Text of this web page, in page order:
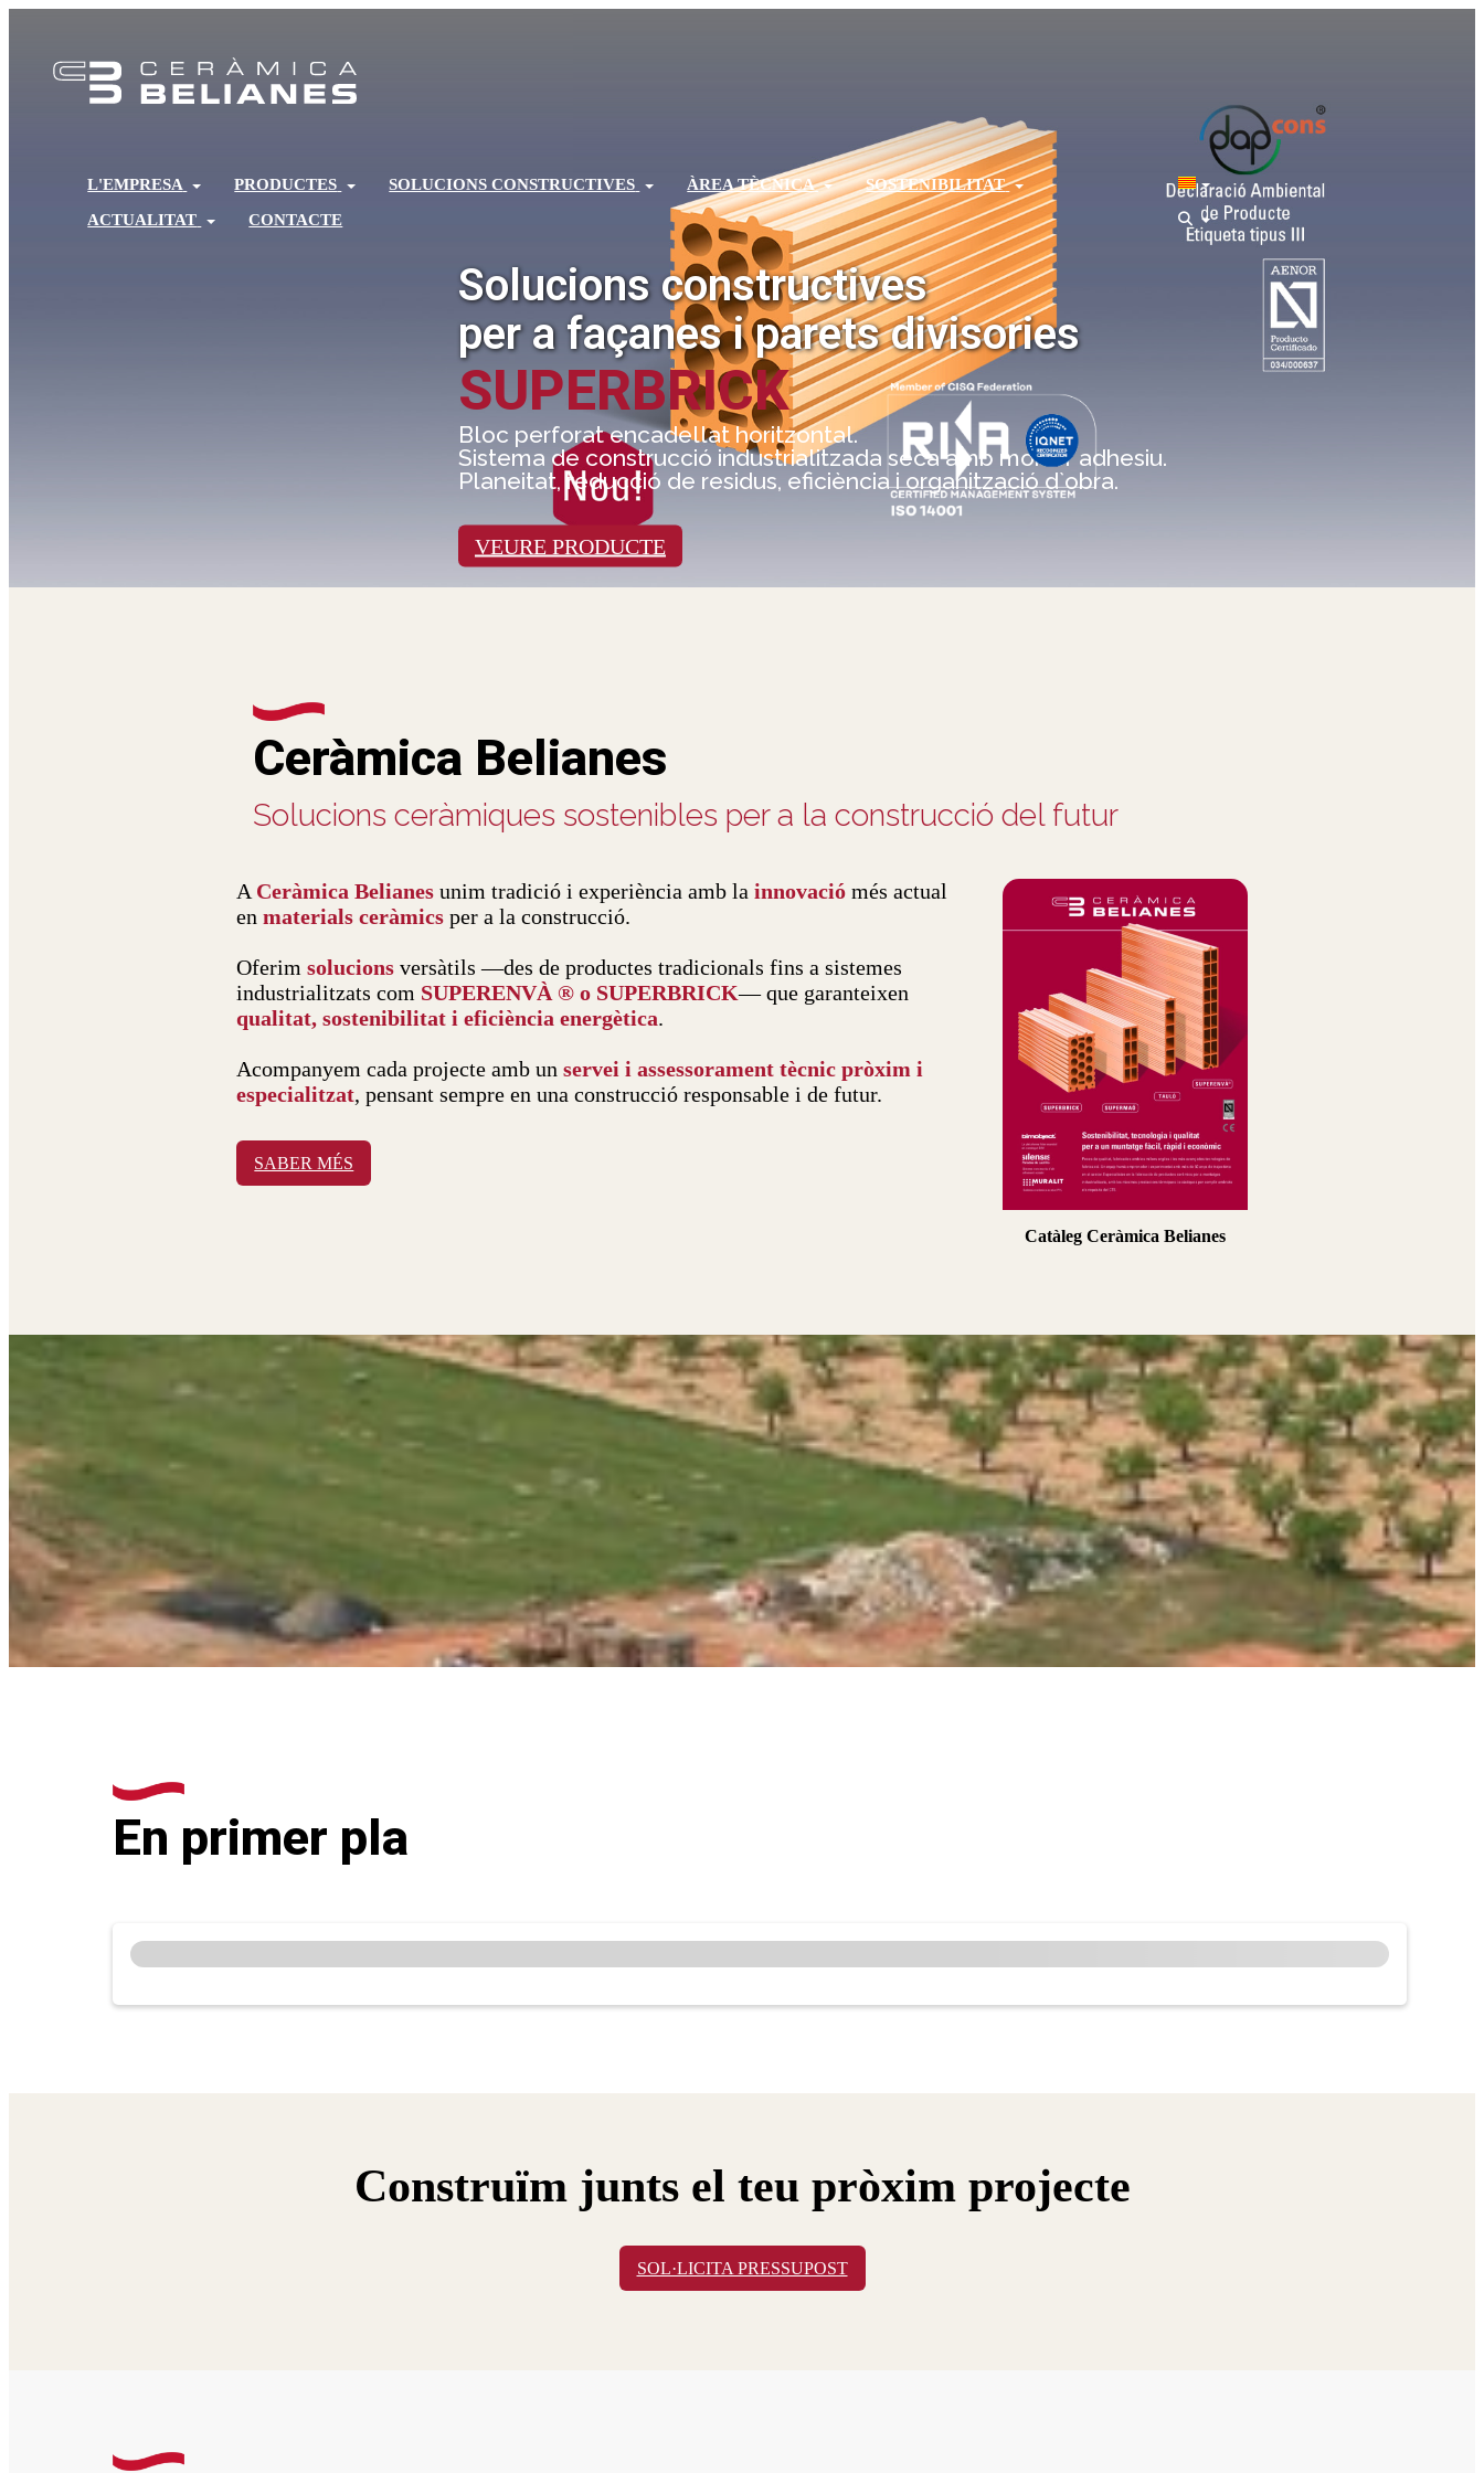
L'EMPRESA PRODUCTES SOLUCIONS CONSTRUCTIVES ÀREA TÈCNICA
SOSTENIBILITAT
ACTUALITAT
CONTACTE
Solucions constructives
per a façanes i parets divisories
SUPERBRICK
Bloc perforat encadellat horitzontal.
Sistema de construcció industrialitzada seca amb morter adhesiu.
Planeitat, reducció de residus, eficiència i organització d`obra.
VEURE PRODUCTE
Ceràmica Belianes
Solucions ceràmiques sostenibles per a la construcció del futur
A Ceràmica Belianesunim tradició i experiència amb lainnovació més actual
enmaterials ceràmics per a la construcció.
Oferimsolucions versàtils —des de productes tradicionals fins a sistemes
industrialitzats com SUPERENVÀ ® o SUPERBRICK— que garanteixen
qualitat, sostenibilitat i eficiència energètica.
Acompanyem cada projecte amb unservei i assessorament tècnic pròxim i
especialitzat, pensant sempre en una construcció responsable i de futur.
SABER MÉS
Catàleg Ceràmica Belianes
En primer pla
Construïm junts el teu pròxim projecte
SOL·LICITA PRESSUPOST